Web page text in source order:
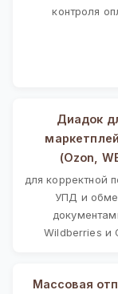
контроля
Диадок
(Ozon,
для корректной
УПД и
Wildberries и
Массовая